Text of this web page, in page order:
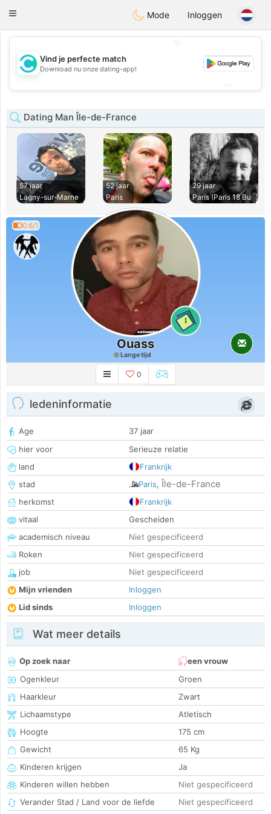
olombiaCitas
Toggle
Mode Inloggen
💖
💕
Vind je perfecte match
Download nu onze dating-app!
Dating Man Île-de-France
57 jaar
Lagny-sur-Marne
52 jaar
Paris
29 jaar
Paris (Paris 18 Bu
0.6/1
1
Ouass
Lange tijd
0
ledeninformatie
Age
37 jaar
hier voor
Serieuze relatie
land
Frankrijk
stad
Paris, Île-de-France
herkomst
Frankrijk
vitaal
Gescheiden
academisch niveau
Niet gespecificeerd
Roken
Niet gespecificeerd
job
Niet gespecificeerd
Mijn vrienden
Inloggen
Lid sinds
Inloggen
Wat meer details
Op zoek naar
een vrouw
Ogenkleur
Groen
Haarkleur
Zwart
Lichaamstype
Atletisch
Hoogte
175 cm
Gewicht
65 Kg
Kinderen krijgen
Ja
Kinderen willen hebben
Niet gespecificeerd
Verander Stad / Land voor de liefde
Niet gespecificeerd